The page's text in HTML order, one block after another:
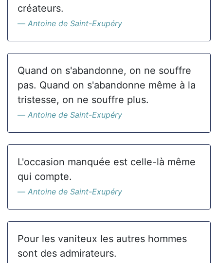
créateurs.
Antoine de Saint-Exupéry
Quand on s'abandonne, on ne souffre
pas. Quand on s'abandonne même à la
tristesse, on ne souffre plus.
Antoine de Saint-Exupéry
L'occasion manquée est celle-là même
qui compte.
Antoine de Saint-Exupéry
Pour les vaniteux les autres hommes
sont des admirateurs.